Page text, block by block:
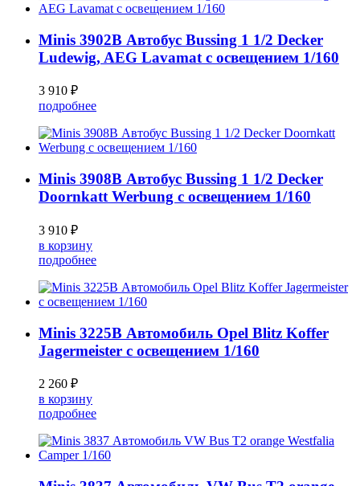
Minis 3902B Автобус Bussing 1 1/2 Decker
Ludewig, AEG Lavamat с освещением 1/160
3 910 ₽
подробнее
Minis 3908B Автобус Bussing 1 1/2 Decker
Doornkatt Werbung с освещением 1/160
3 910 ₽
в корзину
подробнее
Minis 3225B Автомобиль Opel Blitz Koffer
Jagermeister с освещением 1/160
2 260 ₽
в корзину
подробнее